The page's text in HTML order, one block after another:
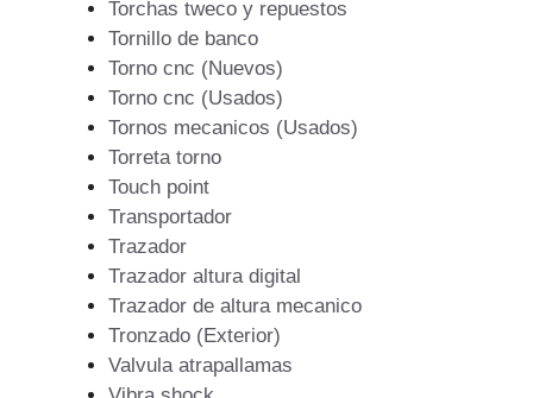
Torchas tweco y repuestos
Tornillo de banco
Torno cnc (Nuevos)
Torno cnc (Usados)
Tornos mecanicos (Usados)
Torreta torno
Touch point
Transportador
Trazador
Trazador altura digital
Trazador de altura mecanico
Tronzado (Exterior)
Valvula atrapallamas